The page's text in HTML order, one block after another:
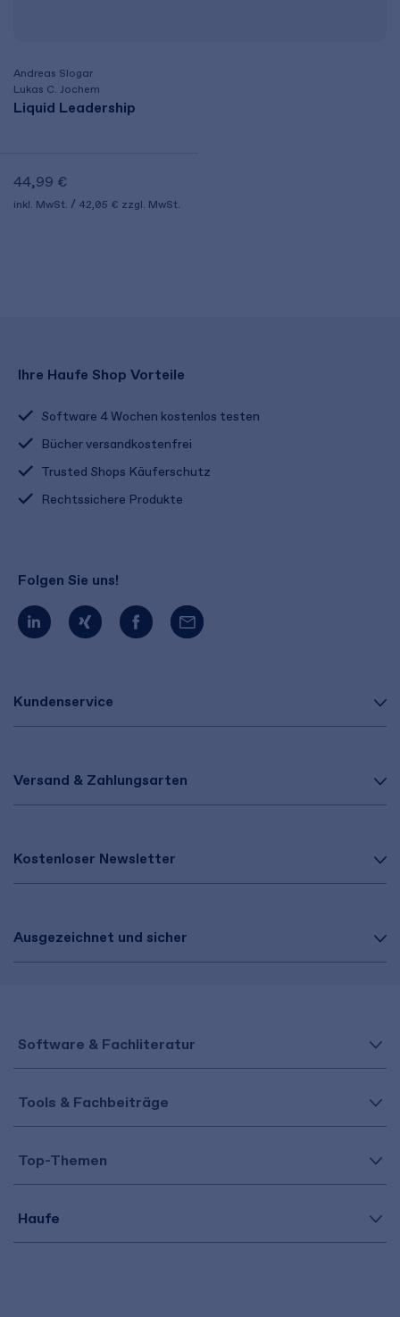
Andreas Slogar
Lukas C. Jochem
Liquid Leadership
44,99 €
inkl. MwSt. 42,05 € zzgl. MwSt.
Kundenservice
Versand & Zahlungsarten
Kostenloser Newsletter
Ausgezeichnet und sicher
Ihre Haufe Shop Vorteile
Software 4 Wochen kostenlos testen
Bücher versandkostenfrei
Trusted Shops Käuferschutz
Rechtssichere Produkte
Folgen Sie uns!
Software & Fachliteratur
Tools & Fachbeiträge
Top-Themen
Haufe